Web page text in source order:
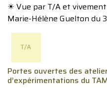
☀︎ Vue par T/A et
Marie-Hélène Guelton du
Portes ouvertes des
d’expérimentations du